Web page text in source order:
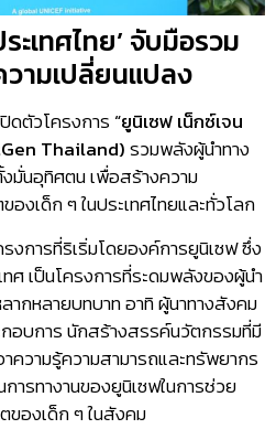
ะเทศไทย’ จับมือรวม
ามเปลี่ยนแปลง
ดตัวโครงการ“ยูนิเซฟ เน็กซ์เจน
Thailand)รวมพลังผู้นำทาง
มั่นอุทิศตน เพื่อสร้างความ
งเด็ก ๆ ในประเทศไทยและทั่วโลก
งการที่ริเริ่มโดยองค์การยูนิเซฟ ซึ่ง
ทศ เป็นโครงการที่ระดมพลังของผู้นำ
กหลายบทบาท อาทิ ผู้นาทางสังคม
อบการ นักสร้างสรรค์นวัตกรรมที่มี
ความรู้ความสามารถและทรัพยากร
ารทางานของยูนิเซฟในการช่วย
ของเด็ก ๆ ในสังคม